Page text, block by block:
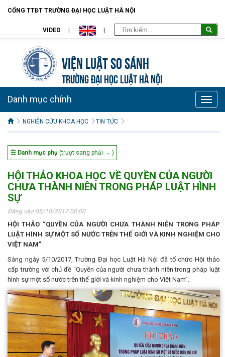
CỔNG TTĐT TRƯỜNG ĐẠI HỌC LUẬT HÀ NỘI
VIDEO
Viện Luật so sánh
TRƯỜNG ĐẠI HỌC LUẬT HÀ NỘI
Toggle
Danh mục chính
NGHIÊN CỨU KHOA HỌC TIN TỨC
☰ Danh mục phụ (trượt sang phải → )
HỘI THẢO KHOA HỌC VỀ QUYỀN CỦA NGƯỜI
CHƯA THÀNH NIÊN TRONG PHÁP LUẬT HÌNH
SỰ
Đăng vào 05/10/2017 00:00
HỘI THẢO “QUYỀN CỦA NGƯỜI CHƯA THÀNH NIÊN TRONG PHÁP
LUẬT HÌNH SỰ MỘT SỐ NƯỚC TRÊN THẾ GIỚI VÀ KINH NGHIỆM CHO
VIỆT NAM”
Sáng ngày 5/10/2017, Trường Đại học Luật Hà Nội đã tổ chức Hội thảo
cấp trường với chủ đề “Quyền của người chưa thành niên trong pháp luật
hình sự một số nước trên thế giới và kinh nghiệm cho Việt Nam”.